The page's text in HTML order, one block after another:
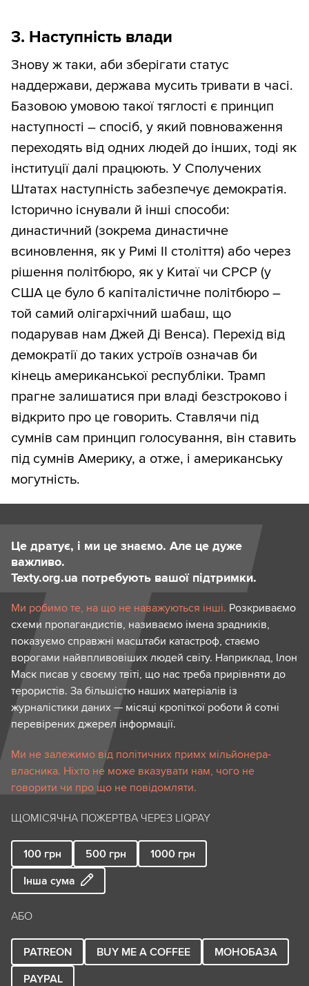
3. Наступність влади
Знову ж таки, аби зберігати статус
наддержави, держава мусить тривати в часі.
Базовою умовою такої тяглості є принцип
наступності – спосіб, у який повноваження
переходять від одних людей до інших, тоді як
інституції далі працюють. У Сполучених
Штатах наступність забезпечує демократія.
Історично існували й інші способи:
династичний (зокрема династичне
всиновлення, як у Римі ІІ століття) або через
рішення політбюро, як у Китаї чи СРСР (у
США це було б капіталістичне політбюро –
той самий олігархічний шабаш, що
подарував нам Джей Ді Венса). Перехід від
демократії до таких устроїв означав би
кінець американської республіки. Трамп
прагне залишатися при владі безстроково і
відкрито про це говорить. Ставлячи під
сумнів сам принцип голосування, він ставить
під сумнів Америку, а отже, і американську
могутність.
Це дратує, і ми це знаємо. Але це дуже
важливо.
Texty.org.ua потребують вашої підтримки.
Ми робимо те, на що не наважуються інші. Розкриваємо
схеми пропагандистів, називаємо імена зрадників,
показуємо справжні масштаби катастроф, стаємо
ворогами найвпливовіших людей світу. Наприклад, Ілон
Маск писав у своєму твіті, що нас треба прирівняти до
терористів. За більшістю наших матеріалів із
журналістики даних — місяці кропіткої роботи й сотні
перевірених джерел інформації.
Ми не залежимо від політичних примх мільйонера-
власника. Ніхто не може вказувати нам, чого не
говорити чи про що не повідомляти.
ЩОМІСЯЧНА ПОЖЕРТВА ЧЕРЕЗ LIQPAY
100 грн 500 грн 1000 грн
Інша сума
АБО
PATREON BUY ME A COFFEE
МОНОБАЗА
PAYPAL